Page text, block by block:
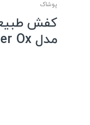
پوشاک
کفش
مدل Trekker Super Ox